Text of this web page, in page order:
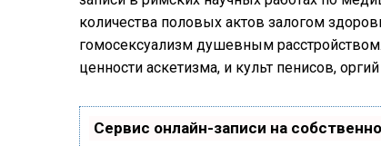
количества половых актов залогом
гомосексуализм душевным
ценности аскетизма, и культ пенисов,
Сервис онлайн-записи на